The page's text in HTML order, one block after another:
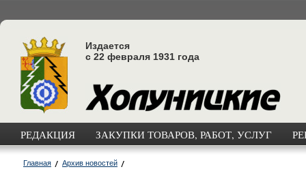
Издается
с 22 февраля 1931 года
РЕДАКЦИЯ ЗАКУПКИ ТОВАРОВ, РАБОТ, УСЛУГ
Главная Архив новостей